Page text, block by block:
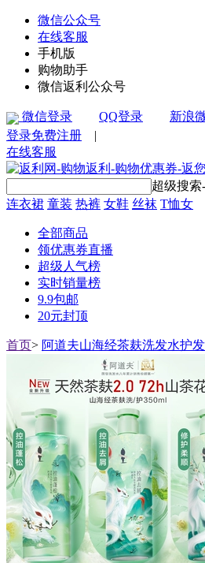
微信公众号
在线客服
手机版
购物助手
微信返利公众号
微信登录 QQ登录 新浪
登录免费注册 |
在线客服
超级搜
连衣裙 童装 热裤 女鞋 丝袜 T恤女
全部商品
领优惠券直播
超级人气榜
实时销量榜
9.9包邮
20元封顶
首页> 阿道夫山海经茶麸洗发水护